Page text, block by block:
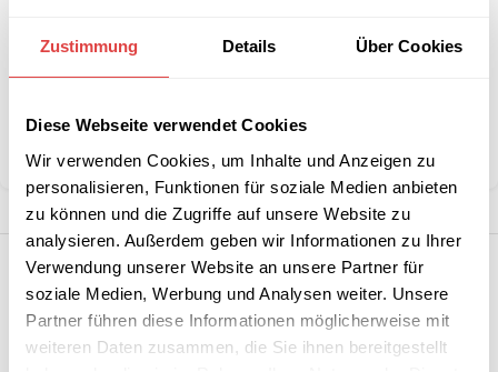
Zustimmung Details Über Cookies
Diese Webseite verwendet Cookies
Wir verwenden Cookies, um Inhalte und Anzeigen zu
personalisieren, Funktionen für soziale Medien anbieten
zu können und die Zugriffe auf unsere Website zu
analysieren. Außerdem geben wir Informationen zu Ihrer
Verwendung unserer Website an unsere Partner für
soziale Medien, Werbung und Analysen weiter. Unsere
Partner führen diese Informationen möglicherweise mit
weiteren Daten zusammen, die Sie ihnen bereitgestellt
Marke:Gastro Uzal
Teilen: